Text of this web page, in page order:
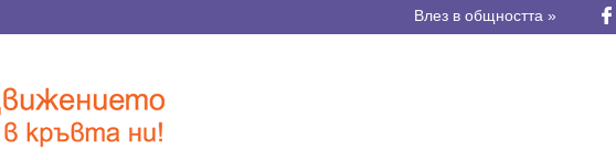
Влез в общността »